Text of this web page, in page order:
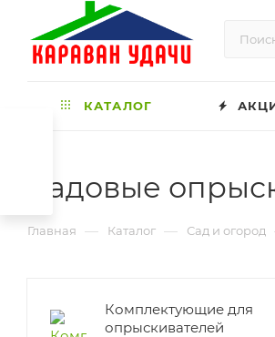
КАТАЛОГ
Садовые
Главная — Каталог — Сад и огород
Комплектующие для
опрыскивателей